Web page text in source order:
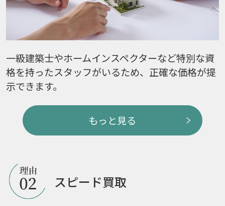
一級建築士やホームインスペクターなど特別な資
格を持ったスタッフがいるため、正確な価格が提
示できます。
もっと見る
スピード買取